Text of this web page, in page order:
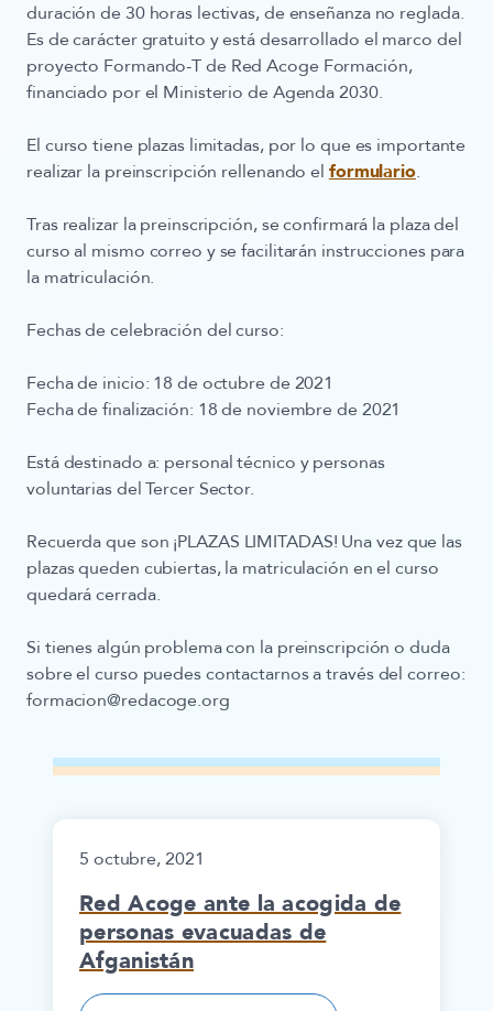
duración de 30 horas lectivas, de enseñanza no reglada.
Es de carácter gratuito y está desarrollado el marco del
proyecto Formando-T de Red Acoge Formación,
financiado por el Ministerio de Agenda 2030.
El curso tiene plazas limitadas, por lo que es importante
realizar la preinscripción rellenando el formulario.
Tras realizar la preinscripción, se confirmará la plaza del
curso al mismo correo y se facilitarán instrucciones para
la matriculación.
Fechas de celebración del curso:
Fecha de inicio: 18 de octubre de 2021
Fecha de finalización: 18 de noviembre de 2021
Está destinado a: personal técnico y personas
voluntarias del Tercer Sector.
Recuerda que son ¡PLAZAS LIMITADAS! Una vez que las
plazas queden cubiertas, la matriculación en el curso
quedará cerrada.
Si tienes algún problema con la preinscripción o duda
sobre el curso puedes contactarnos a través del correo:
formacion@redacoge.org
5 octubre, 2021
Red Acoge ante la acogida de
personas evacuadas de
Afganistán